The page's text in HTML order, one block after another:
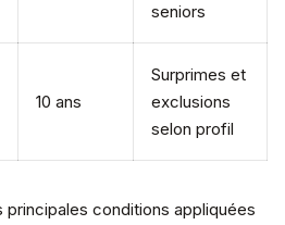
seniors
10 ans
Surprimes et
exclusions
selon profil
conditions appliquées